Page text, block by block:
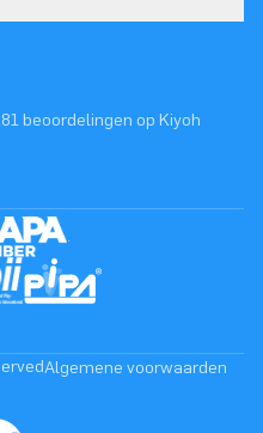
beoordelingen op Kiyoh
Algemene voorwaarden